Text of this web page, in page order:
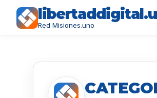
Red Misiones.uno